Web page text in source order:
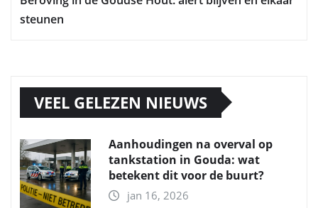
steunen
VEEL GELEZEN NIEUWS
Aanhoudingen na overval op
tankstation in Gouda: wat
betekent dit voor de buurt?
jan 16, 2026